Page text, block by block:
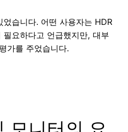
습니다. 어떤 사용자는 HDR
요하다고 언급했지만, 대부
가를 주었습니다.